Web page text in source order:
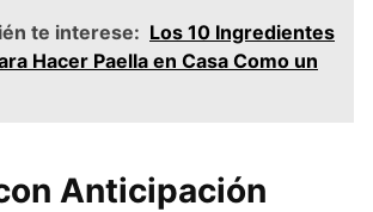
te interese: Los 10 Ingredientes
Hacer Paella en Casa Como un
Anticipación